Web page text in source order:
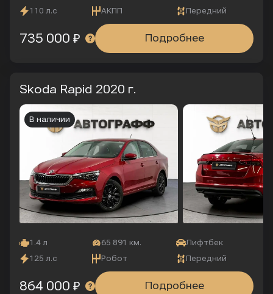
110 л.с АКПП Передний
Подробнее
735 000 ₽
Skoda Rapid 2020 г.
1.4 л 65 891 км.
Лифтбек
125 л.с
Робот Передний
В наличии
Подробнее
864 000 ₽